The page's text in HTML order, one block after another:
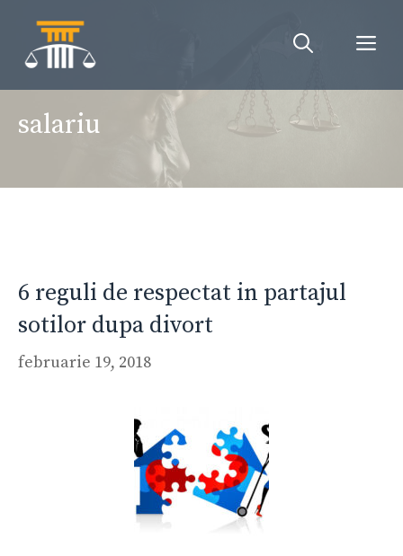
conținut
salariu
6 reguli de respectat in partajul
sotilor dupa divort
februarie 19, 2018